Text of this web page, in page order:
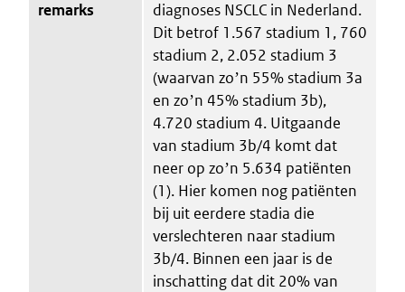
remarks
diagnoses NSCLC in Nederland.
Dit betrof 1.567 stadium 1, 760
stadium 2, 2.052 stadium 3
(waarvan zoʼn 55% stadium 3a
en zoʼn 45% stadium 3b),
4.720 stadium 4. Uitgaande
van stadium 3b/4 komt dat
neer op zoʼn 5.634 patiënten
(1). Hier komen nog patiënten
bij uit eerdere stadia die
verslechteren naar stadium
3b/4. Binnen een jaar is de
inschatting dat dit 20% van